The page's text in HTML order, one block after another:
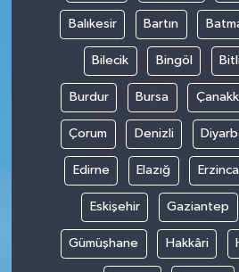
Balıkesir Bartın
Bilecik Bingöl
Burdur Bursa
Çorum Denizli
Edirne Elazığ
Eskişehir Gaziantep
Gümüşhane Hakkâri